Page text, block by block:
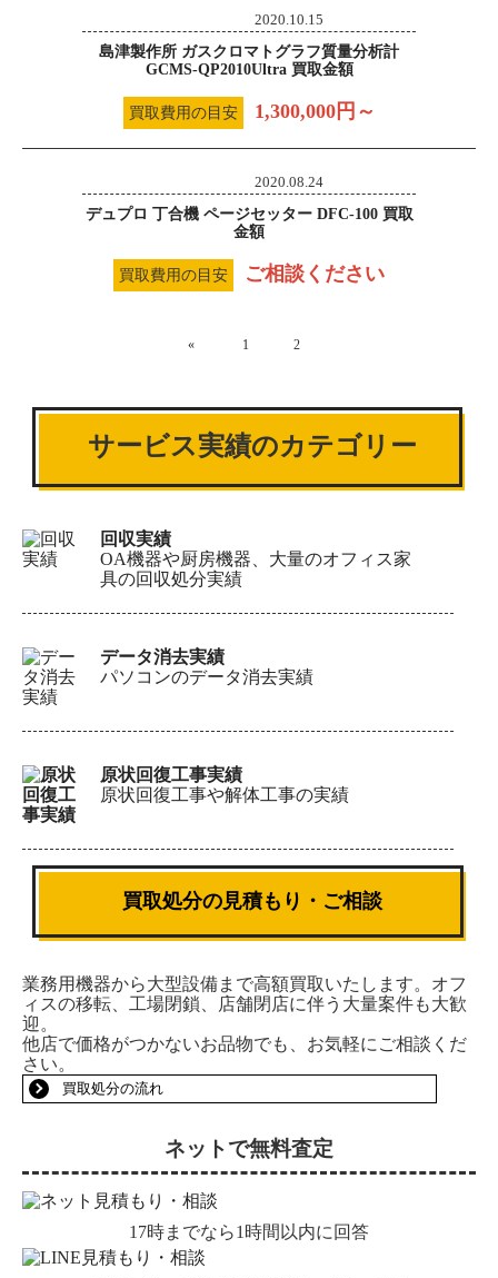
2020.10.15
島津製作所 ガスクロマトグラフ質量分析計
GCMS-QP2010Ultra 買取金額
買取費用の目安 1,300,000円～
2020.08.24
デュプロ 丁合機 ページセッター DFC-100 買取
金額
買取費用の目安 ご相談ください
« 1 2
サービス実績のカテゴリー
回収実績
OA機器や厨房機器、大量のオフィス家
具の回収処分実績
データ消去実績
パソコンのデータ消去実績
原状回復工事実績
原状回復工事や解体工事の実績
買取処分の見積もり・ご相談
業務用機器から大型設備まで高額買取いたします。オフ
ィスの移転、工場閉鎖、店舗閉店に伴う大量案件も大歓
迎。
他店で価格がつかないお品物でも、お気軽にご相談くだ
さい。
買取処分の流れ
ネットで無料査定
17時までなら1時間以内に回答